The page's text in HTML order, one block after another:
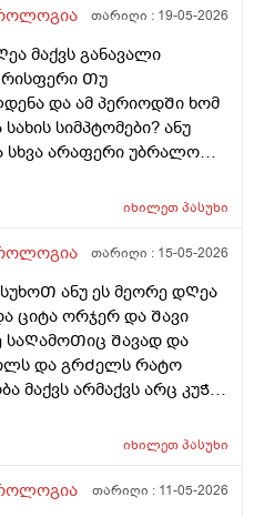
და ვითომ მაგისი ბრალია?
მშიერზე ასე შებერილი
თარიღი : 19-05-2026
მაქვს განავალი
Თუ
და ამ პერიოდᲨი ხომ
სიმპტომები? ანუ
სხვა არაფერი უბრალოდ
? იმიტორო ამ
წვრილად გავდივარ და
სწორ ნაწლავᲨი ᲗიᲗქოს
დაა ᲨარსვიᲗ ცოტას
რაიმე კავᲨირᲨი?
4დᲦეა
მსგავს არაფერს არ
იხილეთპასუხი
თარიღი : 15-05-2026
ანუ ეს მეორე დᲦეა
ციტა ორჯერ და Შავი
საᲦამოᲗიც Შავად და
და გრᲫელს რატო
მაქვს არმაქვს არც კუᲭის
ეს ფერირო მიცემოდა
მსხვილი
იხილეთპასუხი
თარიღი : 11-05-2026